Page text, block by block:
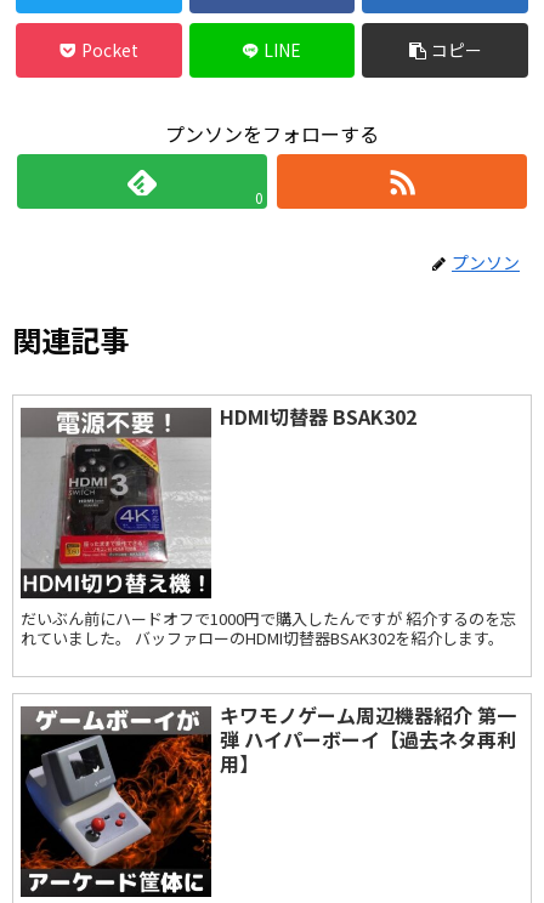
Pocket LINE コピー
プンソンをフォローする
0
プンソン
関連記事
HDMI切替器 BSAK302
だいぶん前にハードオフで1000円で購入したんですが 紹介するのを忘
れていました。 バッファローのHDMI切替器BSAK302を紹介します。
キワモノゲーム周辺機器紹介 第一
弾 ハイパーボーイ【過去ネタ再利
用】